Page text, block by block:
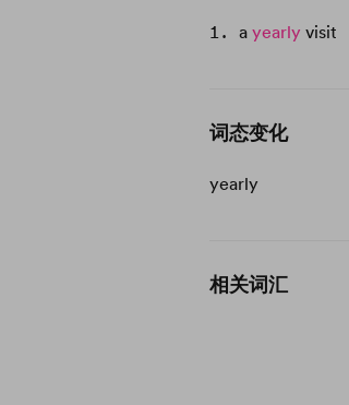
ayearly visit
词态变化
yearly
相关词汇